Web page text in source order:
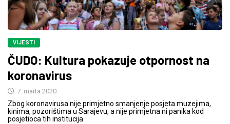
VIJESTI
ČUDO: Kultura pokazuje otpornost na
koronavirus
7. marta 2020.
Zbog koronavirusa nije primjetno smanjenje posjeta muzejima,
kinima, pozorištima u Sarajevu, a nije primjetna ni panika kod
posjetioca tih institucija.